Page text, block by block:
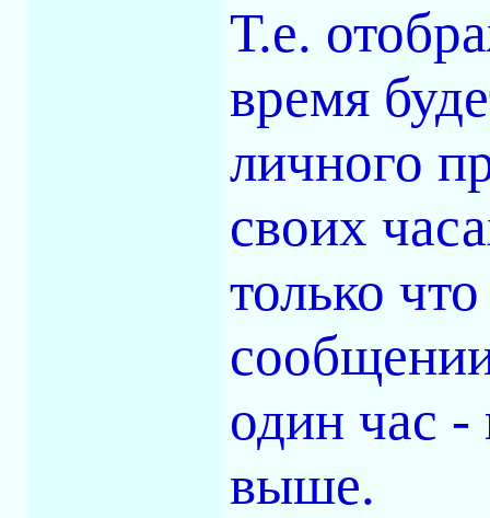
Т.е.
время
личного
своих
только
один час -
выше.